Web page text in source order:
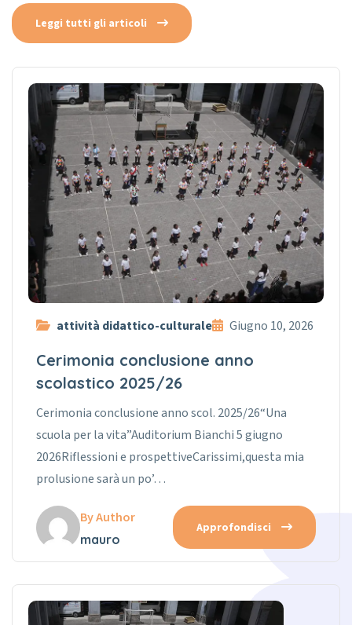
Leggi tutti gli articoli
attività didattico-culturale Giugno 10, 2026
Cerimonia conclusione anno
scolastico 2025/26
Cerimonia conclusione anno scol. 2025/26“Una
scuola per la vita”Auditorium Bianchi 5 giugno
2026Riflessioni e prospettiveCarissimi,questa mia
prolusione sarà un po’…
By Author
mauro
Approfondisci